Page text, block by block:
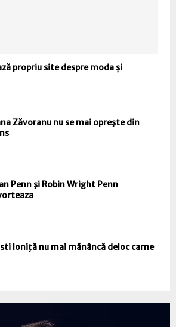
propriu site despre moda și
Zăvoranu nu se mai opreşte din
Penn şi Robin Wright Penn
Ioniţă nu mai mănâncă deloc carne